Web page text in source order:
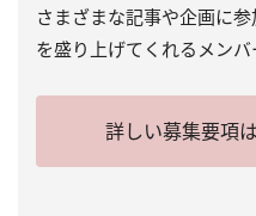
さまざまな記事や企画に
を盛り上げてくれるメンバ
詳しい募集要項